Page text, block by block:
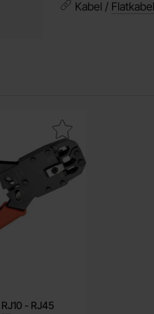
Kabel / Flatkabel
- RJ45
RJ10 - RJ45 som